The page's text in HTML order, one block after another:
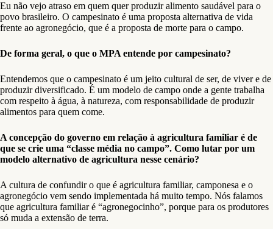
Eu não vejo atraso em quem quer produzir alimento saudável para o
povo brasileiro. O campesinato é uma proposta alternativa de vida
frente ao agronegócio, que é a proposta de morte para o campo.
De forma geral, o que o MPA entende por campesinato?
Entendemos que o campesinato é um jeito cultural de ser, de viver e de
produzir diversificado. É um modelo de campo onde a gente trabalha
com respeito à água, à natureza, com responsabilidade de produzir
alimentos para quem come.
A concepção do governo em relação à agricultura familiar é de
que se crie uma “classe média no campo”. Como lutar por um
modelo alternativo de agricultura nesse cenário?
A cultura de confundir o que é agricultura familiar, camponesa e o
agronegócio vem sendo implementada há muito tempo. Nós falamos
que agricultura familiar é “agronegocinho”, porque para os produtores
só muda a extensão de terra.